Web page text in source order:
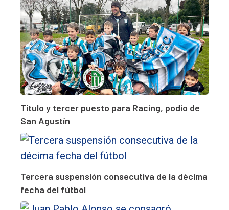
Título y tercer puesto para Racing, podio de
San Agustín
Tercera suspensión consecutiva de la décima
fecha del fútbol